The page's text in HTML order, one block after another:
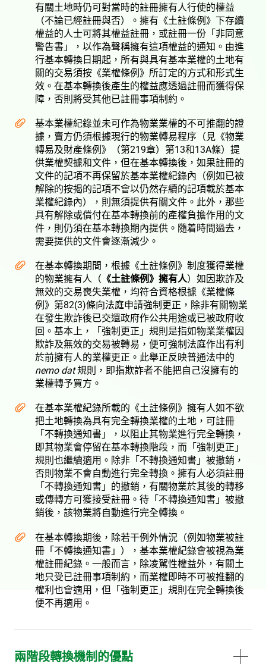
有關土地時仍可對當時的註冊擁有人行使的權益
（不論已經註冊與否）。擁有《土註條例》下存續
權益的人士可將其權益註冊，或註冊一份「非同意
警告書」，以作為聲稱擁有這項權益的通知。由進
行基本轉換日期起，所有與具有基本業權的土地有
關的交易須按《業權條例》所訂定的方式和形式生
效。在基本轉換後產生的權益應透過註冊而獲得保
障，否則將受其他已註冊事項制約。
基本業權紀錄並未可作為物業業權的不可推翻的證
據，賣方仍須根據現行的物業轉易程序（見《物業
轉易及財產條例》（第219章）第13和13A條）提
供業權契據和文件，但在基本轉換後，如果註冊的
文件的記項不再保留於基本業權紀錄內（例如已被
解除的按揭的記項不會以仍然存續的記項載於基本
業權紀錄內），則無須提供有關文件。此外，那些
具有解除或償付在基本轉換前的產權負擔作用的文
件，則仍須在基本轉換期內提供。隨着時間過去，
需要提供的文件會逐漸減少。
在基本轉換期間，根據《土註條例》制度獲得業權
的物業擁有人（ 《土註條例》擁有人）如因欺詐及
無效的交易喪失業權，均符合資格根據《業權條
例》第82(3)條向法庭申請強制更正，除非有關物業
在發生欺詐後已交還政府作公共用途或已被政府收
回。基本上，「強制更正」規則是指如物業業權因
欺詐及無效的交易被轉易，便可強制法庭作出有利
於前擁有人的業權更正。此舉正反映普通法中的
nemo dat規則，即指欺詐者不能把自己沒擁有的
業權轉予買方。
在基本業權紀錄所載的《土註條例》擁有人如不欲
把土地轉換為具有完全轉換業權的土地，可註冊
「不轉換通知書」，以阻止其物業進行完全轉換，
即其物業會停留在基本轉換階段，而「強制更正」
規則也繼續適用。除非「不轉換通知書」被撤銷，
否則物業不會自動進行完全轉換。擁有人必須註冊
「不轉換通知書」的撤銷，有關物業於其後的轉移
或傳轉方可獲接受註冊。待「不轉換通知書」被撤
銷後，該物業將自動進行完全轉換。
在基本轉換期後，除若干例外情況（例如物業被註
冊「不轉換通知書」），基本業權紀錄會被視為業
權註冊紀錄。一般而言，除凌駕性權益外，有關土
地只受已註冊事項制約，而業權即時不可被推翻的
權利也會適用，但「強制更正」規則在完全轉換後
便不再適用。
兩階段轉換機制的優點